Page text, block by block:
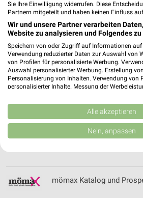
Möbel Dahlmann Katalog
Möbel Gassner Filialen &
Kelheim
Möbel Wanninger Filialen
Straubing
mömax Katalog und
Sie Ihre Einwilligung widerrufen. Diese
Partnern mitgeteilt und haben keinen Einfluss
Wir und unsere Partner verarbeiten
Website zu analysieren und Folgendes zu
Speichern von oder Zugriff auf Informationen auf
Verwendung reduzierter Daten zur Auswahl von
von Profilen für personalisierte Werbung.
Auswahl personalisierter Werbung. Erstellung
Personalisierung von Inhalten. Verwendung von
personalisierter Inhalte. Messung der
Kombinationen von Daten aus verschiedenen
Verbesserung der Angebote. Verwendung
von Inhalten.
Daten können außerhalb der Europäischen
USA gesendet werden.
Website/App.
Wir nutzen Ihre Daten für folgende Zwecke:
Alle akzeptieren
Nein, anpassen